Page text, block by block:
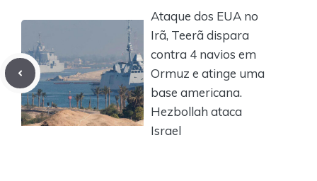
Ataque dos EUA no
Irã, Teerã dispara
contra 4 navios em
Ormuz e atinge uma
base americana.
Hezbollah ataca
Israel